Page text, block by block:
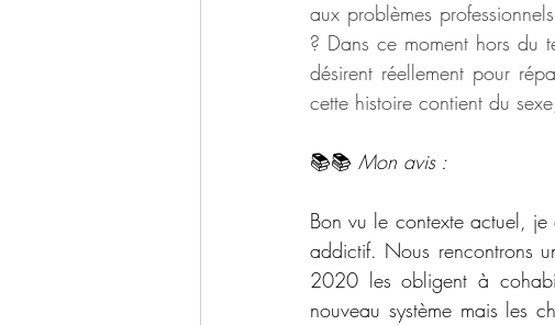
aux problèmes
? Dans ce moment hors du
désirent réellement pour
cette histoire contient du
📚📚 Mon avis :
Bon vu le contexte actuel,
addictif. Nous rencontrons
2020 les obligent à
nouveau système mais les